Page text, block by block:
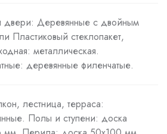
двери: Деревянные с двойным
Пластиковый стеклопакет,
металлическая.
деревянные филенчатые.
лестница, терраса:
Полы и ступени: доска